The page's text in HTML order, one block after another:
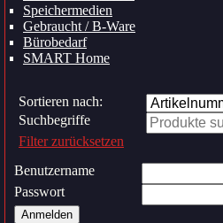
Speichermedien
Gebraucht / B-Ware
Bürobedarf
SMART Home
Sortieren nach:
Suchbegriffe
Filter zurücksetzen
Benutzername
Passwort
Anmelden